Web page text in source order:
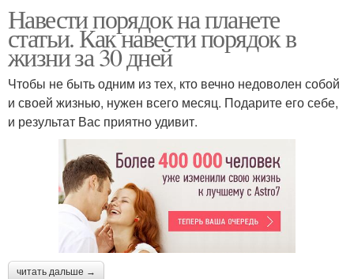
Навести порядок на планете
статьи. Как навести порядок в
жизни за 30 дней
Чтобы не быть одним из тех, кто вечно недоволен собой
и своей жизнью, нужен всего месяц. Подарите его себе,
и результат Вас приятно удивит.
читать дальше →